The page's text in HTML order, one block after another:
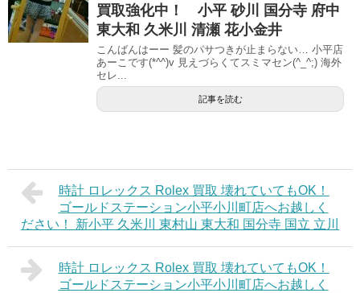
買取強化中！ 小平 砂川 国分寺 府中
東大和 久米川 清瀬 花小金井
こんばんはーー 髪のパサつきが止まらない… 小平店
あーこです(*^^)v 見えづらくてスミマセン(^_^;) 海外
セレ...
記事を読む
時計 ロレックス Rolex 買取 壊れていてもOK！
ゴールドステーション小平小川町店へお越しく
ださい！ 新小平 久米川 東村山 東大和 国分寺 国立 立川
時計 ロレックス Rolex 買取 壊れていてもOK！
ゴールドステーション小平小川町店へお越しく